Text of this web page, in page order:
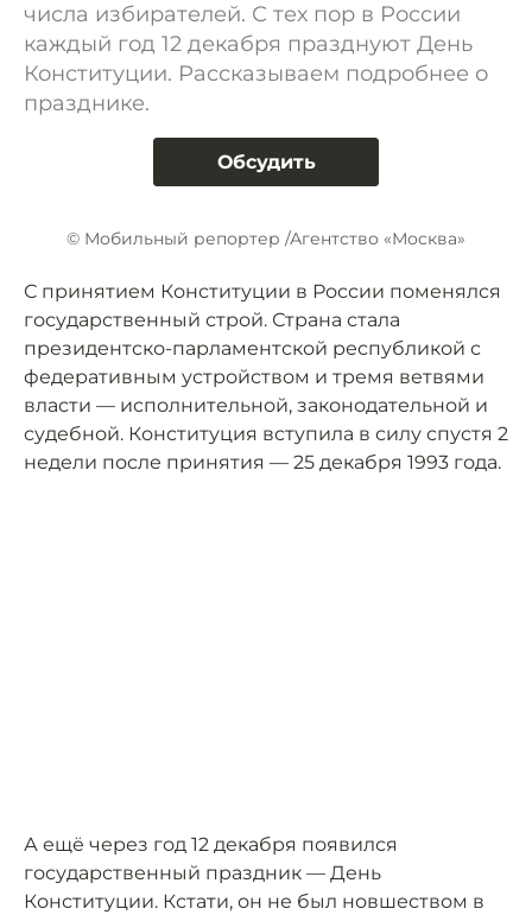
числа избирателей. С тех пор в России
каждый год 12 декабря празднуют День
Конституции. Рассказываем подробнее о
празднике.
Обсудить
© Мобильный репортер /Агентство «Москва»
С принятием Конституции в России поменялся
государственный строй. Страна стала
президентско-парламентской республикой с
федеративным устройством и тремя ветвями
власти — исполнительной, законодательной и
судебной. Конституция вступила в силу спустя 2
недели после принятия — 25 декабря 1993 года.
А ещё через год 12 декабря появился
государственный праздник — День
Конституции. Кстати, он не был новшеством в